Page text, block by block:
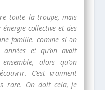
toute la troupe, mais
collective et des
famille. comme si on
et qu’on avait
alors qu’on
C’est vraiment
rare. On doit cela, je